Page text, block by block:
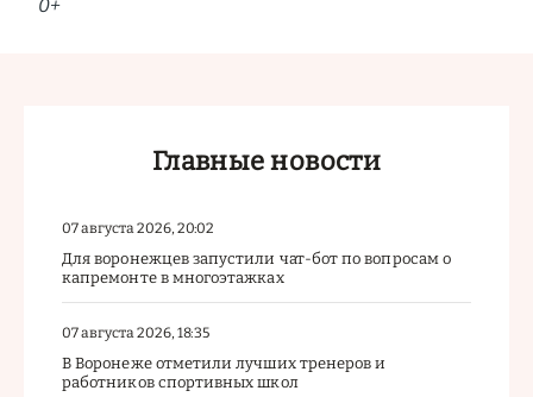
0+
Главные новости
07 августа 2026, 20:02
Для воронежцев запустили чат-бот по вопросам о
капремонте в многоэтажках
07 августа 2026, 18:35
В Воронеже отметили лучших тренеров и
работников спортивных школ